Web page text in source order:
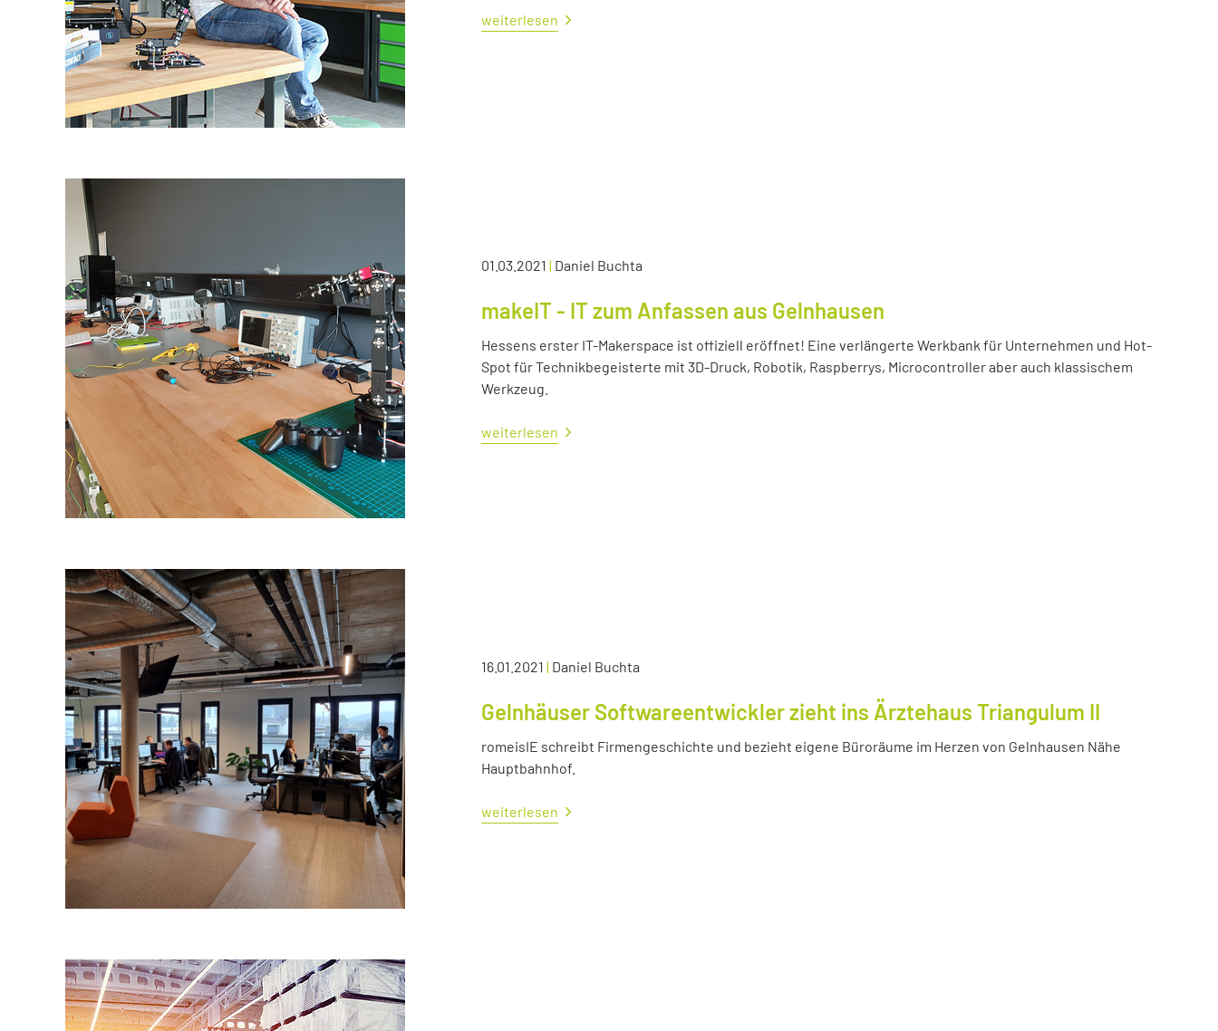
weiterlesen
01.03.2021 | Daniel Buchta
makeIT - IT zum Anfassen aus Gelnhausen
Hessens erster IT-Makerspace ist offiziell eröffnet! Eine verlängerte Werkbank für Unternehmen und Hot-
Spot für Technikbegeisterte mit 3D-Druck, Robotik, Raspberrys, Microcontroller aber auch klassischem
Werkzeug.
weiterlesen
16.01.2021 | Daniel Buchta
Gelnhäuser Softwareentwickler zieht ins Ärztehaus Triangulum II
romeisIE schreibt Firmengeschichte und bezieht eigene Büroräume im Herzen von Gelnhausen Nähe
Hauptbahnhof.
weiterlesen